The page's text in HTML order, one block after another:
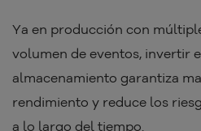
Ya en producción con
volumen de eventos, invertir
almacenamiento garantiza
rendimiento y reduce los
a lo largo del tiempo.